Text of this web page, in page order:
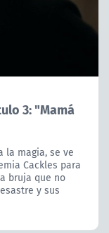
3: "Mamá
la magia, se ve
Cackles para
bruja que no
y sus